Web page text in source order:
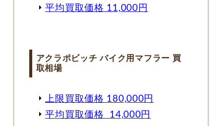
平均買取価格 11,000円
アクラポビッチ バイク用マフラー 買
取相場
上限買取価格 180,000円
平均買取価格 14,000円